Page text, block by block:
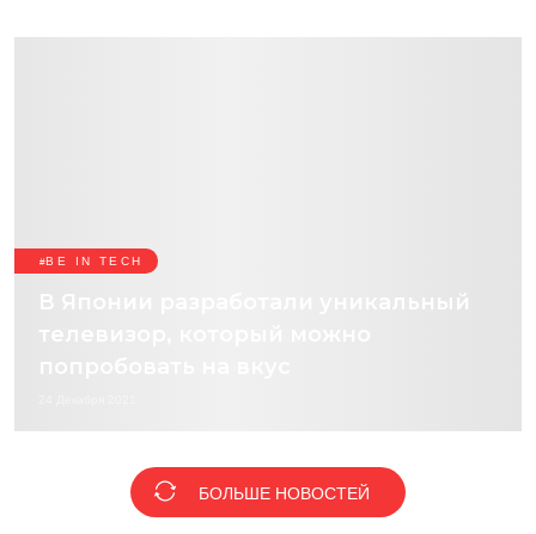
BE IN TECH
В Японии разработали уникальный
БОЛЬШЕ НОВОСТЕЙ